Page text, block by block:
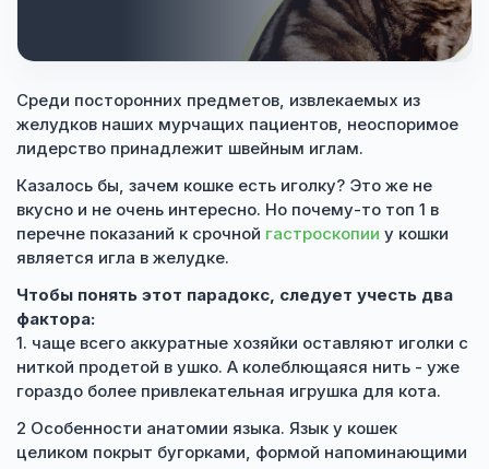
Среди посторонних предметов, извлекаемых из
желудков наших мурчащих пациентов, неоспоримое
лидерство принадлежит швейным иглам.
Казалось бы, зачем кошке есть иголку? Это же не
вкусно и не очень интересно. Но почему-то топ 1 в
перечне показаний к срочной гастроскопии у кошки
является игла в желудке.
Чтобы понять этот парадокс, следует учесть два
фактора:
1. чаще всего аккуратные хозяйки оставляют иголки с
ниткой продетой в ушко. А колеблющаяся нить - уже
гораздо более привлекательная игрушка для кота.
2 Особенности анатомии языка. Язык у кошек
целиком покрыт бугорками, формой напоминающими